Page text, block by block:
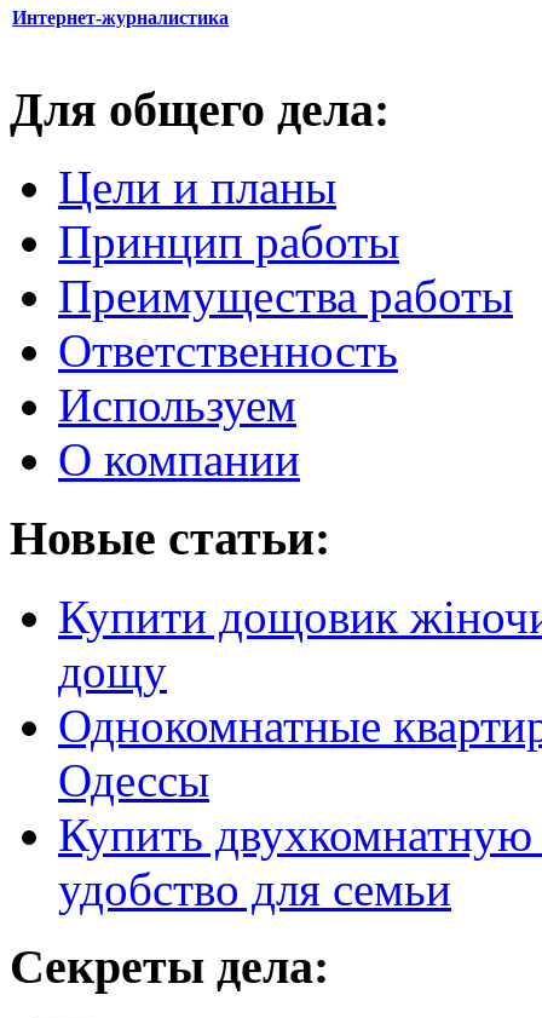
Интернет-журналистика
Для общего дела:
Цели и планы
Принцип работы
Преимущества работы
Ответственность
Используем
О компании
Новые статьи:
Купити дощовик
дощу
Однокомнатные
Одессы
Купить
удобство для семьи
Секреты дела: